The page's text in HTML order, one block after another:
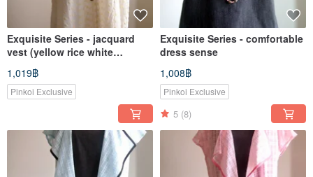
Exquisite Series - jacquard
vest (yellow rice white
Ronghua)
1,019฿
Pinkoi Exclusive
Exquisite Series - comfortable
dress sense
1,008฿
Pinkoi Exclusive
5 (8)